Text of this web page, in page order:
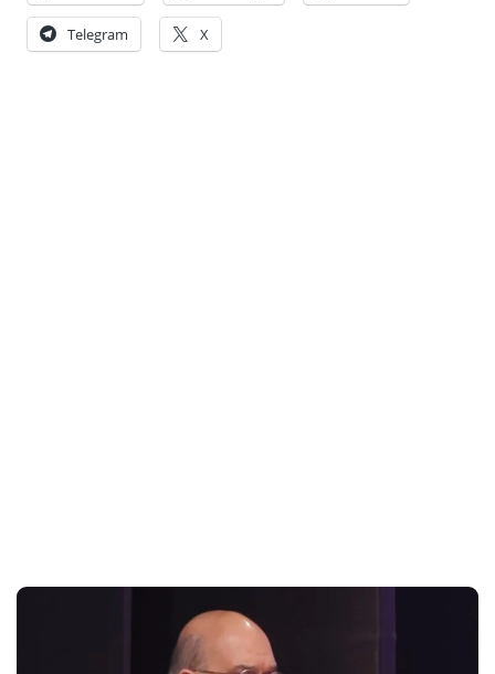
Telegram X